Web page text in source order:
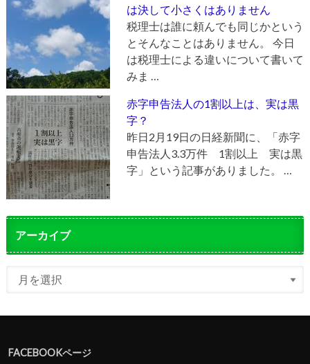
は決して小さくはありません
税理士は誰に頼んでも同じかという
とそんなことはありません。 今日
は税理士による違いについて書いて
みま …
赤字申告法人の1割以上は、実は黒
字？
昨日2月19日の日経新聞に、「赤字
申告法人3.3万件 1割以上 実は黒
字」という記事がありました。 …
アーカイブ
FACEBOOKページ